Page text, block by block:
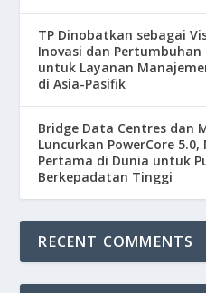
TP Dinobatkan sebagai
Inovasi dan
untuk Layanan
di Asia-Pasifik
Bridge Data Centres dan
Luncurkan PowerCore
Pertama di Dunia untuk
Berkepadatan Tinggi
RECENT COMMENTS